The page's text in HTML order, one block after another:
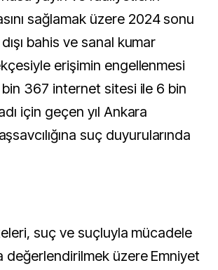
sağlamak üzere 2024 sonu
bahis ve sanal kumar
erişimin engellenmesi
367 internet sitesi ile 6 bin
için geçen yıl Ankara
suç duyurularında
suç ve suçluyla mücadele
değerlendirilmek üzere Emniyet